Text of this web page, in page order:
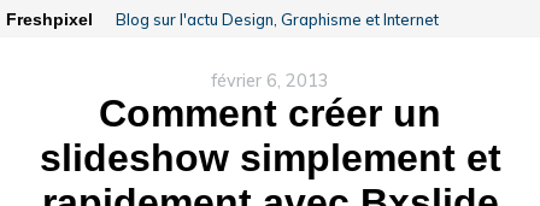
Freshpixel Blog sur l'actu Design, Graphisme et Internet
février 6, 2013
Comment créer un
slideshow simplement et